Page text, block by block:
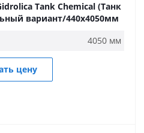
Tank Chemical (Танк
вариант/440х4050мм
4050 мм
цену